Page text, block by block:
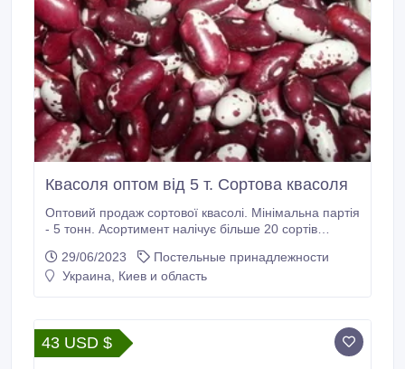
Квасоля оптом від 5 т. Сортова квасоля
Оптовий продаж сортової квасолі. Мінімальна партія
- 5 тонн. Асортимент налічує більше 20 сортів
Ф2. Телефонуйте. +380966468985 Роман
Михайлович https://bnp.in.ua/.
29/06/2023
Постельные принадлежности
Украина, Киев и область
43 USD $